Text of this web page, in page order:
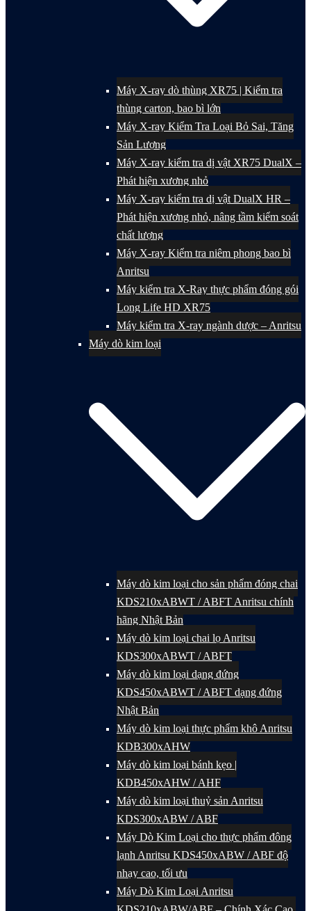
Máy X-ray dò thùng XR75 | Kiểm tra
thùng carton, bao bì lớn
Máy X-ray Kiểm Tra Loại Bỏ Sai, Tăng
Sản Lượng
Máy X-ray kiểm tra dị vật XR75 DualX –
Phát hiện xương nhỏ
Máy X-ray kiểm tra dị vật DualX HR –
Phát hiện xương nhỏ, nâng tầm kiểm soát
chất lượng
Máy X-ray Kiểm tra niêm phong bao bì
Anritsu
Máy kiểm tra X-Ray thực phẩm đóng gói
Long Life HD XR75
Máy kiểm tra X-ray ngành dược – Anritsu
Máy dò kim loại
Máy dò kim loại cho sản phẩm đóng chai
KDS210xABWT / ABFT Anritsu chính
hãng Nhật Bản
Máy dò kim loại chai lọ Anritsu
KDS300xABWT / ABFT
Máy dò kim loại dạng đứng
KDS450xABWT / ABFT dạng đứng
Nhật Bản
Máy dò kim loại thực phẩm khô Anritsu
KDB300xAHW
Máy dò kim loại bánh kẹo |
KDB450xAHW / AHF
Máy dò kim loại thuỷ sản Anritsu
KDS300xABW / ABF
Máy Dò Kim Loại cho thực phẩm đông
lạnh Anritsu KDS450xABW / ABF độ
nhạy cao, tối ưu
Máy Dò Kim Loại Anritsu